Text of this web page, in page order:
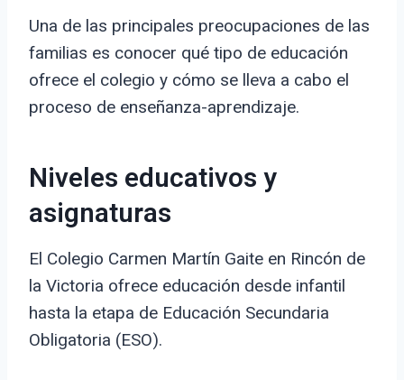
Una de las principales preocupaciones de las
familias es conocer qué tipo de educación
ofrece el colegio y cómo se lleva a cabo el
proceso de enseñanza-aprendizaje.
Niveles educativos y
asignaturas
El Colegio Carmen Martín Gaite en Rincón de
la Victoria ofrece educación desde infantil
hasta la etapa de Educación Secundaria
Obligatoria (ESO).